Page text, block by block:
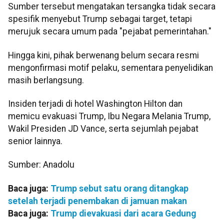
Sumber tersebut mengatakan tersangka tidak secara
spesifik menyebut Trump sebagai target, tetapi
merujuk secara umum pada "pejabat pemerintahan."
Hingga kini, pihak berwenang belum secara resmi
mengonfirmasi motif pelaku, sementara penyelidikan
masih berlangsung.
Insiden terjadi di hotel Washington Hilton dan
memicu evakuasi Trump, Ibu Negara Melania Trump,
Wakil Presiden JD Vance, serta sejumlah pejabat
senior lainnya.
Sumber: Anadolu
Baca juga: Trump sebut satu orang ditangkap
setelah terjadi penembakan di jamuan makan
Baca juga: Trump dievakuasi dari acara Gedung